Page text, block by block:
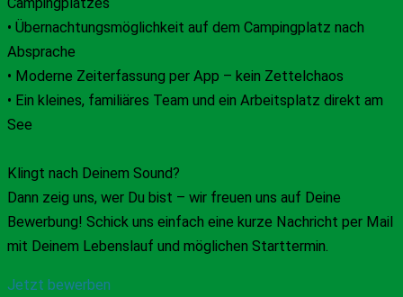
• Übernachtungsmöglichkeit auf dem Campingplatz nach
Absprache
• Moderne Zeiterfassung per App – kein Zettelchaos
• Ein kleines, familiäres Team und ein Arbeitsplatz direkt am
See
Klingt nach Deinem Sound?
Dann zeig uns, wer Du bist – wir freuen uns auf Deine
Bewerbung! Schick uns einfach eine kurze Nachricht per Mail
mit Deinem Lebenslauf und möglichen Starttermin.
Jetzt bewerben